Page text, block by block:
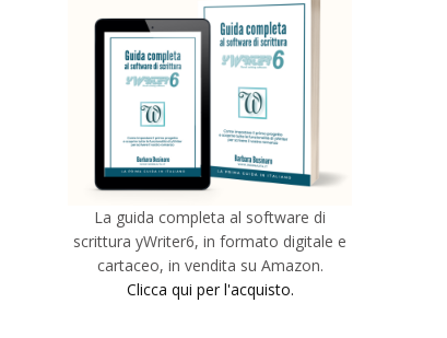
La guida completa al software di
scrittura yWriter6, in formato digitale e
cartaceo, in vendita su Amazon.
Clicca qui per l'acquisto.